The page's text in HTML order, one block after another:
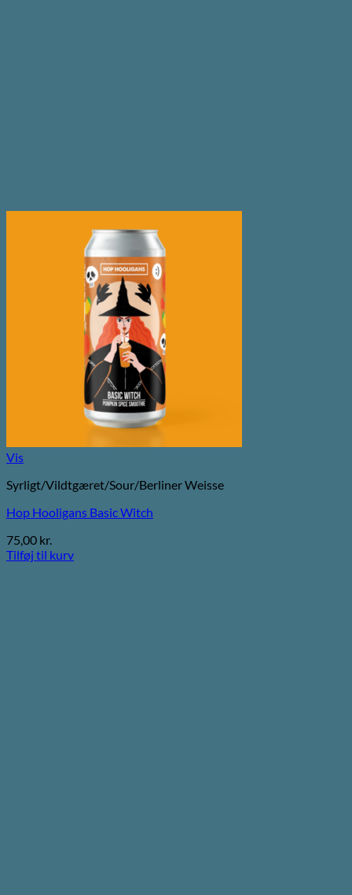
Vis
Syrligt/Vildtgæret/Sour/Berliner Weisse
Hop Hooligans Basic Witch
75,00 kr.
Tilføj til kurv